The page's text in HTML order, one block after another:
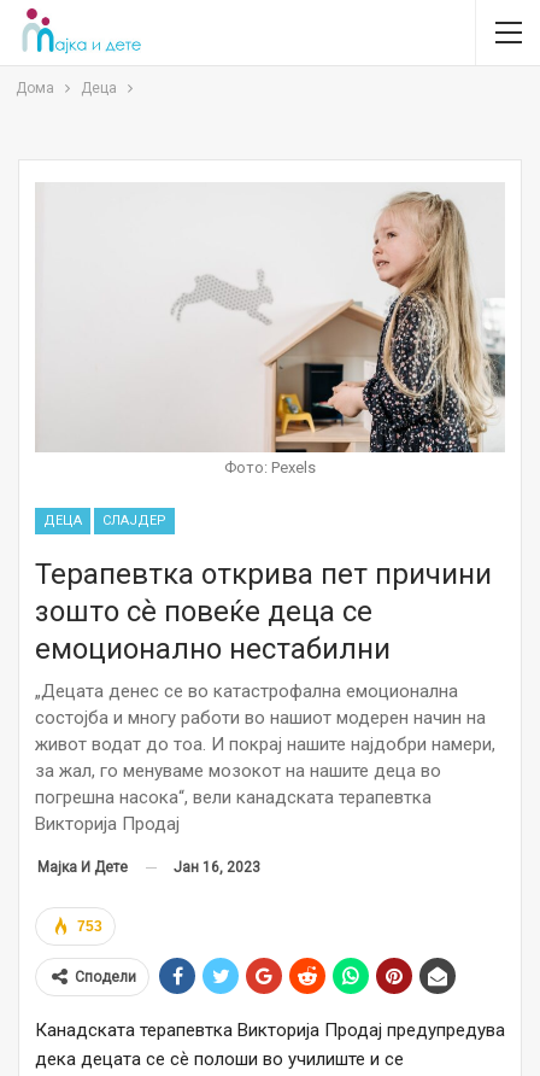
Дома Деца
Фото: Pexels
ДЕЦА СЛАЈДЕР
Терапевтка открива пет причини
зошто сѐ повеќе деца се
емоционално нестабилни
„Децата денес се во катастрофална емоционална
состојба и многу работи во нашиот модерен начин на
живот водат до тоа. И покрај нашите најдобри намери,
за жал, го менуваме мозокот на нашите деца во
погрешна насока“, вели канадската терапевтка
Викторија Продај
Мајка И Дете Јан 16, 2023
753
Сподели
Канадската терапевтка Викторија Продај предупредува
дека децата се сѐ полоши во училиште и се